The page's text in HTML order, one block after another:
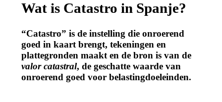
Wat is Catastro in Spanje?
“Catastro” is de instelling die onroerend
goed in kaart brengt, tekeningen en
plattegronden maakt en de bron is van de
valor catastral, de geschatte waarde van
onroerend goed voor belastingdoeleinden.